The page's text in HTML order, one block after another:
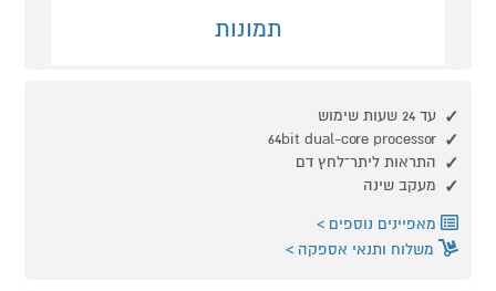
תמונות
עד 24 שעות שימוש
64bit dual-core processor
התראות ליתר־לחץ דם
מעקב שינה
מאפיינים נוספים
משלוח ותנאי אספקה